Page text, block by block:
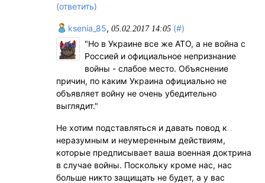
(ответить)
ksenia_85,05.02.2017 14:05 (#)
"Но в Украине все же АТО, а не война с
Россией и официальное непризнание
войны - слабое место. Объяснение
причин, по каким Украина официально не
объявляет войну не очень убедительно
выглядит."
Не хотим подставляться и давать повод к
неразумным и неумеренным действиям,
которые предписывает ваша военная доктрина
в случае войны. Поскольку кроме нас, нас
больше никто защищать не будет, а у вас